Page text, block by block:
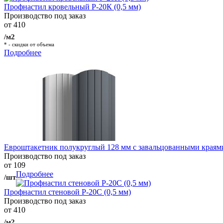
Профнастил кровельный Р-20К (0,5 мм)
Производство под заказ
от 410
/м2
* - скидки от объема
Подробнее
Евроштакетник полукруглый 128 мм с завальцованными
Производство под заказ
от 109
/штПодробнее
Профнастил стеновой Р-20С (0,5 мм)
Производство под заказ
от 410